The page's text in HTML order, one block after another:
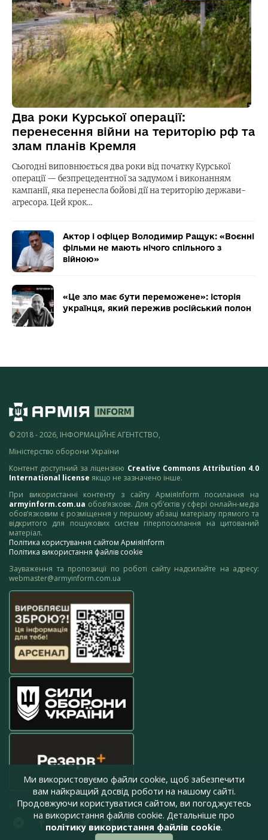
Два роки Курської операції:
перенесення війни на територію рф та
злам планів Кремля
Сьогодні виповнюється два роки від початку Курської
операції — безпрецедентної за задумом і виконанням
кампанії, яка перенесла бойові дії на територію держави-
агресора. Цей крок…
Актор і офіцер Володимир Ращук: «Воєнні
фільми не мають нічого спільного з
війною»
«Це зло має бути переможене»: історія
українця, який пережив російський полон
© 2018 - 2026, ІНФОРМАЦІЙНЕ АГЕНТСТВО,
Міністерство оборони України
Контент доступний за ліцензією Creative Commons Attribution 4.0
International license якщо не зазначено інше.
При використанні контенту з сайту АрміяInform посилання на
armyinform.com.ua обов’язкове. Для суб’єктів у сфері онлайн-медіа
обов’язковим є розміщення у першому абзаці матеріалу прямого та
відкритого для пошукових систем гіперпосилання на цитований
матеріал.
Політика користування сайтом АрміяInform
Політика використання файлів cookie
Зауваження та пропозиції по роботі сайту надсилайте на адресу:
webmaster@armyinform.com.ua
press@armyinform.com.ua
Ми використовуємо файли cookie, щоб забезпечити
вам найкращий досвід роботи на нашому сайті.
Продовжуючи користуватися сайтом, ви погоджуєтесь
на використання файлів cookie. Детальніше про
політику використання файлів cookie.